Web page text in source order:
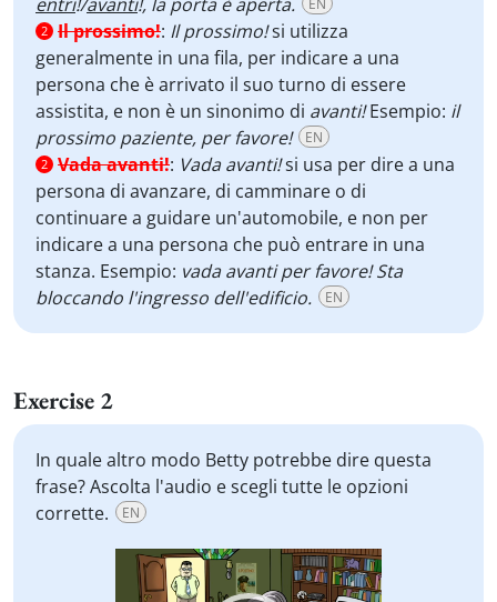
EN
2 Il prossimo!: Il prossimo!si utilizza
generalmente in una fila, per indicare a una
persona che è arrivato il suo turno di essere
assistita, e non è un sinonimo di avanti!Esempio: il
prossimo paziente, per favore!
EN
2 Vada avanti!: Vada avanti!si usa per dire a una
persona di avanzare, di camminare o di
continuare a guidare un'automobile, e non per
indicare a una persona che può entrare in una
stanza. Esempio: vada avanti per favore! Sta
bloccando l'ingresso dell'edificio.
EN
Exercise 2
In quale altro modo Betty potrebbe dire questa
frase? Ascolta l'audio e scegli tutte le opzioni
corrette.
EN
Video
Player